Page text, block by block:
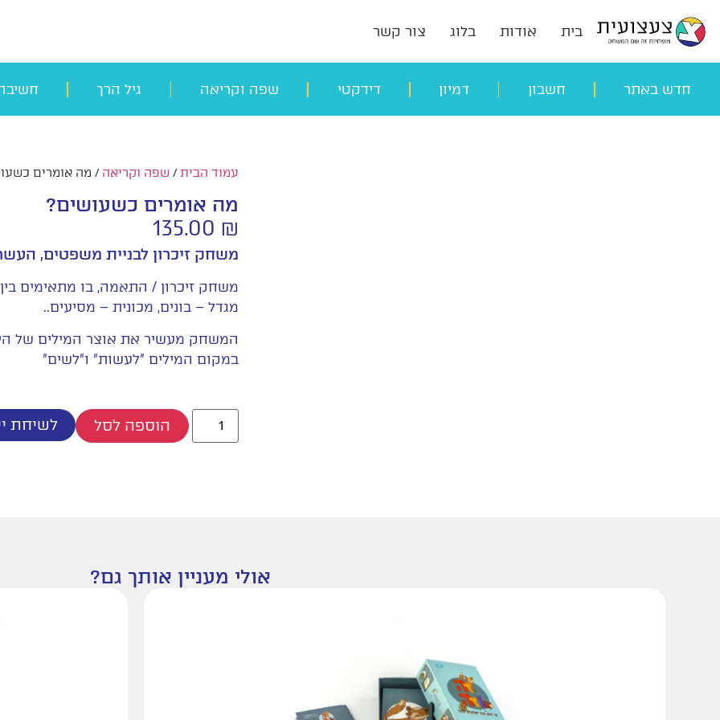
בית אודות בלוג צור קשר
חדש באתר חשבון דמיון דידקטי שפה וקריאה גיל הרך
עמוד הבית/ שפה וקריאה / מה אומרים
מה אומרים כשעושים?
135.00 ₪
משחק זיכרון לבניית משפטים,
משחק זיכרון / התאמה, בו מתאימים
מגדל – בונים, מכונית – מסיעים..
המשחק מעשיר את אוצר המילים של
במקום המילים "לעשות" ו"לשים"
הוספה לסל לשיחת
אולי מעניין אותך גם?